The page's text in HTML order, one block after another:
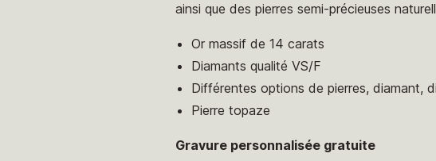
ainsi que des pierres semi-précieuses
Or massif de 14 carats
Diamants qualité VS/F
Différentes options de pierres, diamant,
Pierre topaze
Gravure personnalisée gratuite